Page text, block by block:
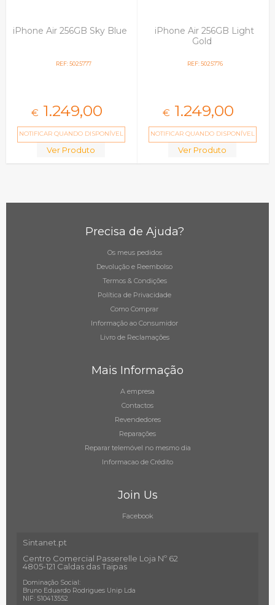
iPhone Air 256GB Sky Blue
REF: 5025777
€ 1.249,00
NOTIFICAR QUANDO DISPONÍVEL
Ver Produto
iPhone Air 256GB Light
Gold
REF: 5025776
€ 1.249,00
NOTIFICAR QUANDO DISPONÍVEL
Ver Produto
Precisa de Ajuda?
Os meus pedidos
Devolução e Reembolso
Termos & Condições
Política de Privacidade
Como Comprar
Informação ao Consumidor
Livro de Reclamações
Mais Informação
A empresa
Contactos
Revendedores
Reparações
Reparar telemóvel no mesmo dia
Informacao de Crédito
Join Us
Facebook
Sintanet.pt
Centro Comercial Passerelle Loja Nº 62
4805-121 Caldas das Taipas
Dominação Social:
Bruno Eduardo Rodrigues Unip Lda
NIF: 510413552